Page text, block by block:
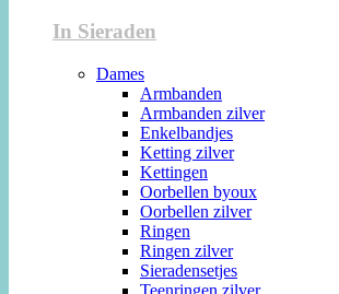
In Sieraden
Dames
Armbanden
Armbanden zilver
Enkelbandjes
Ketting zilver
Kettingen
Oorbellen byoux
Oorbellen zilver
Ringen
Ringen zilver
Sieradensetjes
Teenringen zilver